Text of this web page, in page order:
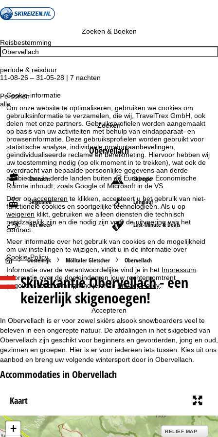
Cookie-informatie
Om onze website te optimaliseren, gebruiken we cookies om
gebruiksinformatie te verzamelen, die wij, TravelTrex GmbH, ook
delen met onze partners. Gebruiksprofielen worden aangemaakt
op basis van uw activiteiten met behulp van eindapparaat- en
browserinformatie. Deze gebruiksprofielen worden gebruikt voor
statistische analyse, individuele productaanbevelingen,
geïndividualiseerde reclame en bereikmeting. Hiervoor hebben wij
uw toestemming nodig (op elk moment in te trekken), wat ook de
overdracht van bepaalde persoonlijke gegevens aan derde
aanbieders in derde landen buiten de Europese Economische
Ruimte inhoudt, zoals Google of Microsoft in de VS.
Door opaccepteren te klikken, accepteert u het gebruik van niet-
functionele cookies en soortgelijke technologieën. Als u op
weigeren klikt, gebruiken we alleen diensten die technisch
noodzakelijk zijn en die nodig zijn voor de uitvoering van het
contract.
Meer informatie over het gebruik van cookies en de mogelijkheid
om uw instellingen te wijzigen, vindt u in de informatie over
Cookie-Policy.
Informatie over de verantwoordelijke vind je in het Impressum
Informatie over de doeleinden en jouw rechten omtrent
gegevensbescherming vind je onzePrivacy Policy.
Accepteren
Zoeken & Boeken
Reisbestemming
periode & reisduur
11-08-26 – 31-05-28 | 7 nachten
Personen
alle
Zoeken
Obervellach
Overzicht Skiregio
Skigebied Langlauf
Het weer Last-Minute & Deals
S
t
r
t
p
a
g
i
Oostenrijk Mölltaler Gletscher Obervellach
Skivakantie Obervellach - een
keizerlijk skigenoegen!
In Obervellach is er voor zowel skiërs alsook snowboarders veel te
beleven in een ongerepte natuur. De afdalingen in het skigebied van
Obervellach zijn geschikt voor beginners en gevorderden, jong en oud,
gezinnen en groepen. Hier is er voor iedereen iets tussen. Kies uit ons
aanbod en breng uw volgende wintersport door in Obervellach.
Accommodaties in Obervellach
Kaart
+ RELIEF MAP